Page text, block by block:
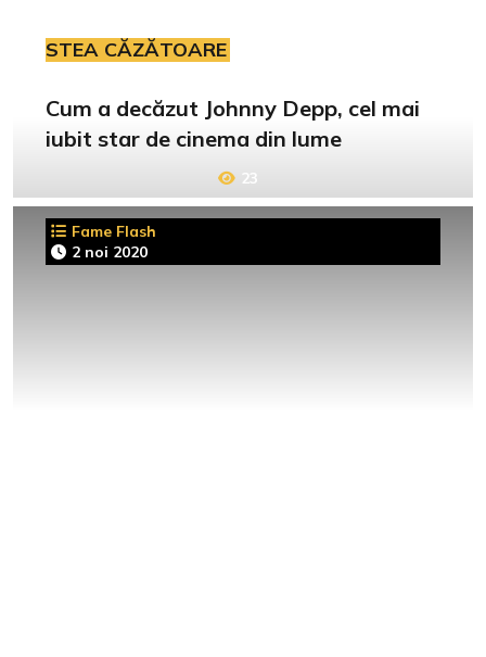
STEA CĂZĂTOARE
Cum a decăzut Johnny Depp, cel mai
iubit star de cinema din lume
23
Fame Flash
2 noi 2020